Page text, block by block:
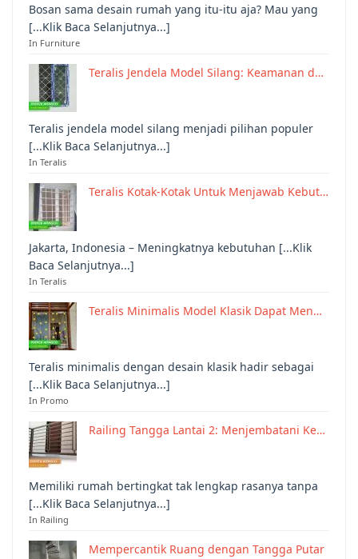
Bosan sama desain rumah yang itu-itu aja? Mau yang
[...Klik Baca Selanjutnya...]
In Furniture
Teralis Jendela Model Silang: Keamanan d…
Teralis jendela model silang menjadi pilihan populer
[...Klik Baca Selanjutnya...]
In Teralis
Teralis Kotak-Kotak Untuk Menjawab Kebut…
Jakarta, Indonesia – Meningkatnya kebutuhan [...Klik
Baca Selanjutnya...]
In Teralis
Teralis Minimalis Model Klasik Dapat Men…
Teralis minimalis dengan desain klasik hadir sebagai
[...Klik Baca Selanjutnya...]
In Promo
Railing Tangga Lantai 2: Menjembatani Ke…
Memiliki rumah bertingkat tak lengkap rasanya tanpa
[...Klik Baca Selanjutnya...]
In Railing
Mempercantik Ruang dengan Tangga Putar